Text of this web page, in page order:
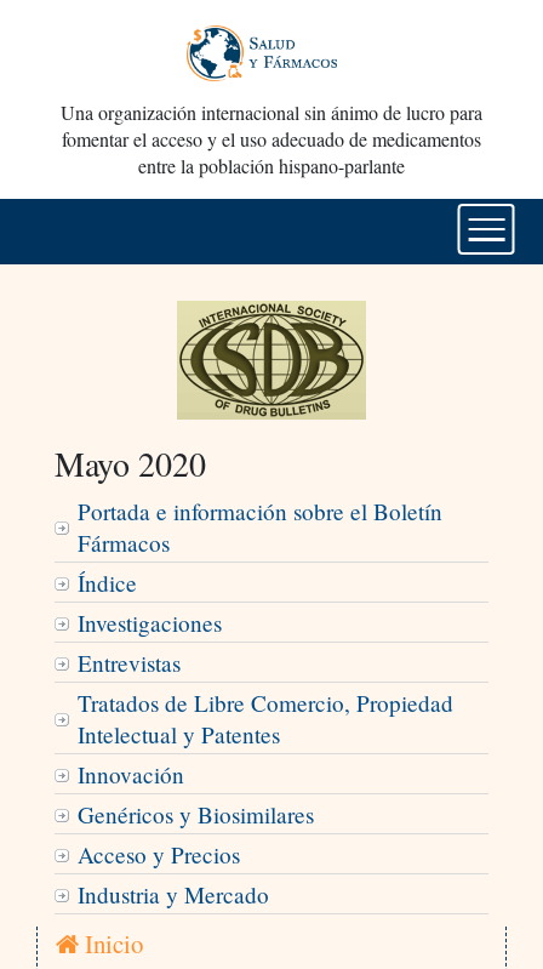
Una organización internacional sin ánimo de lucro para
fomentar el acceso y el uso adecuado de medicamentos
entre la población hispano-parlante
Mayo 2020
Portada e información sobre el Boletín
Fármacos
Índice
Investigaciones
Entrevistas
Tratados de Libre Comercio, Propiedad
Intelectual y Patentes
Innovación
Genéricos y Biosimilares
Acceso y Precios
Industria y Mercado
Inicio